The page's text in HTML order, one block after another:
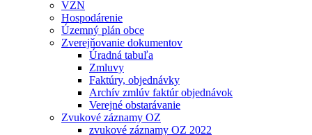
VZN
Hospodárenie
Územný plán obce
Zverejňovanie dokumentov
Úradná tabuľa
Zmluvy
Faktúry, objednávky
Archív zmlúv faktúr objednávok
Verejné obstarávanie
Zvukové záznamy OZ
zvukové záznamy OZ 2022